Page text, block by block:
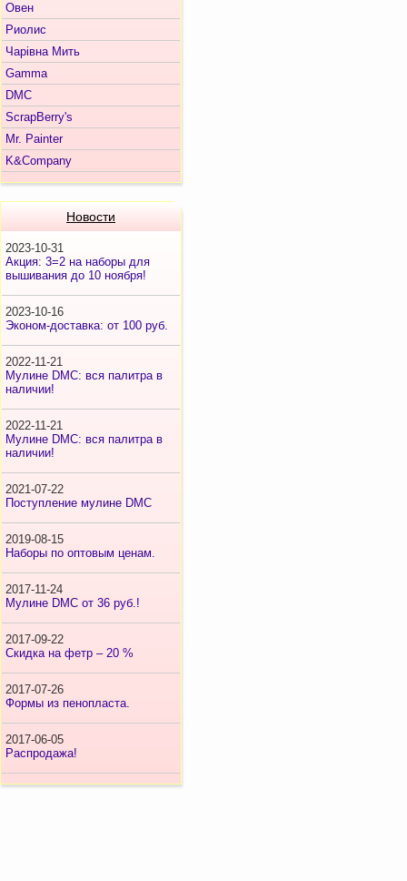
Овен
Риолис
Чарiвна Мить
Gamma
DMC
ScrapBerry's
Mr. Painter
K&Company
Новости
2023-10-31
Акция: 3=2 на наборы для
вышивания до 10 ноября!
2023-10-16
Эконом-доставка: от 100 руб.
2022-11-21
Мулине DMC: вся палитра в
наличии!
2022-11-21
Мулине DMC: вся палитра в
наличии!
2021-07-22
Поступление мулине DMC
2019-08-15
Наборы по оптовым ценам.
2017-11-24
Мулине DMC от 36 руб.!
2017-09-22
Скидка на фетр – 20 %
2017-07-26
Формы из пенопласта.
2017-06-05
Распродажа!